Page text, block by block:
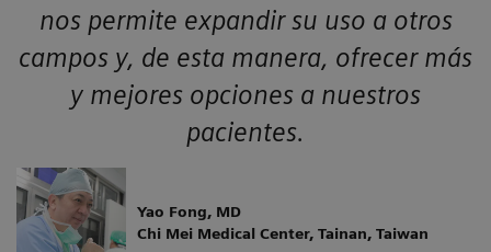
nos permite expandir su uso a otros
campos y, de esta manera, ofrecer más
y mejores opciones a nuestros
pacientes.
Yao Fong, MD
Chi Mei Medical Center, Tainan, Taiwan